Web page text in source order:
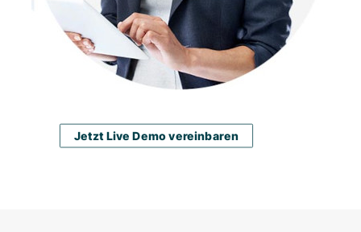
Jetzt Live Demo vereinbaren